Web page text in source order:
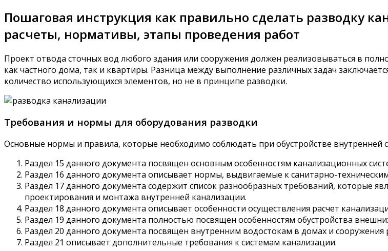
Пошаговая инструкция как правильно сделать разводку
расчеты, нормативы, этапы проведения работ
Проект отвода сточных вод любого здания или сооружения должен реализовываться в
как частного дома, так и квартиры. Разница между выполнение различных задач
количество использующихся элементов, но не в принципе разводки.
Требования и нормы для оборудования разводки
Основные нормы и правила, которые необходимо соблюдать при обустройстве внутренней
Раздел 15 данного документа посвящен основным особенностям канализационных
Раздел 16 данного документа описывает нормы, выдвигаемые к санитарно-
Раздел 17 данного документа содержит список разнообразных требований, которые
проектирования и монтажа внутренней канализации.
Раздел 18 данного документа описывает особенности осуществления расчет
Раздел 19 данного документа полностью посвящен особенностям обустройства
Раздел 20 данного документа посвящен внутренним водостокам в домах и сооружения
Раздел 21 описывает дополнительные требования к системам канализации.